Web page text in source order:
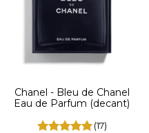
Chanel - Bleu de Chanel
Eau de Parfum (decant)
(17)